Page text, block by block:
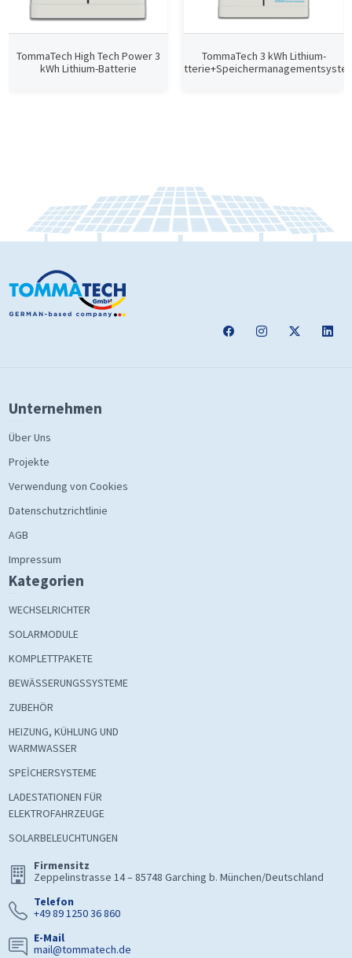
TommaTech High Tech Power 3
kWh Lithium-Batterie
TommaTech 3 kWh Lithium-
Unternehmen
Über Uns
Projekte
Verwendung von Cookies
Datenschutzrichtlinie
AGB
Impressum
Kategorien
WECHSELRICHTER
SOLARMODULE
KOMPLETTPAKETE
BEWÄSSERUNGSSYSTEME
ZUBEHÖR
HEIZUNG, KÜHLUNG UND
WARMWASSER
SPEİCHERSYSTEME
LADESTATIONEN FÜR
ELEKTROFAHRZEUGE
SOLARBELEUCHTUNGEN
Firmensitz
Zeppelinstrasse 14 – 85748 Garching b. München/Deutschland
Telefon
+49 89 1250 36 860
E-Mail
mail@tommatech.de